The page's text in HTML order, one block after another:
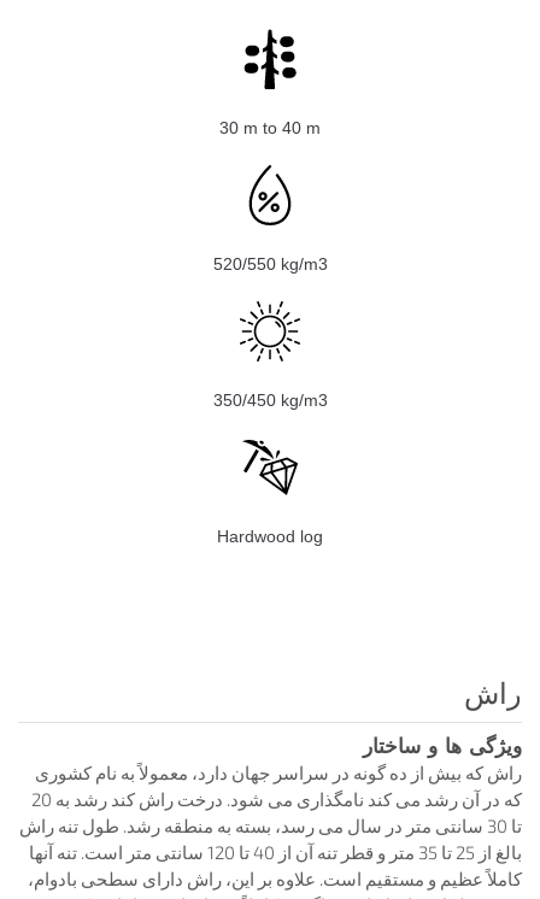
30 m to 40 m
520/550 kg/m3
350/450 kg/m3
Hardwood log
راش
ویژگی ها و ساختار
راش که بیش از ده گونه در سراسر جهان دارد، معمولاً به نام کشوری
که در آن رشد می کند نامگذاری می شود. درخت راش کند رشد به 20
تا 30 سانتی متر در سال می رسد، بسته به منطقه رشد. طول تنه راش
بالغ از 25 تا 35 متر و قطر تنه آن از 40 تا 120 سانتی متر است. تنه آنها
کاملاً عظیم و مستقیم است. علاوه بر این، راش دارای سطحی بادوام،